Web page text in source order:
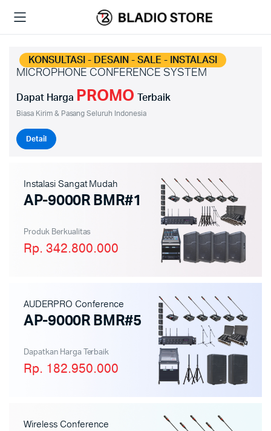
KONSULTASI - DESAIN - SALE - INSTALASI
MICROPHONE CONFERENCE SYSTEM
Dapat Harga PROMO Terbaik
Biasa Kirim & Pasang Seluruh Indonesia
Detail
Instalasi Sangat Mudah
AP-9000R BMR#1
Produk Berkualitas
Rp. 342.800.000
AUDERPRO Conference
AP-9000R BMR#5
Dapatkan Harga Terbaik
Rp. 182.950.000
Wireless Conference